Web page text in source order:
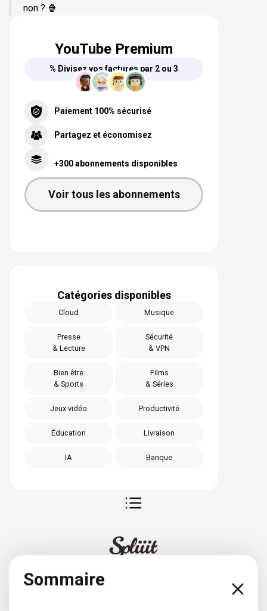
non ? 🍿
YouTube Premium
% Divisez vos factures par 2 ou 3
Paiement 100% sécurisé
Partagez et économisez
+300 abonnements disponibles
Voir tous les abonnements
Catégories disponibles
Cloud Musique
Presse
& Lecture
Sécurité
& VPN
Bien être
& Sports
Films
& Séries
Jeux vidéo Productivité
Éducation Livraison
IA Banque
Sommaire